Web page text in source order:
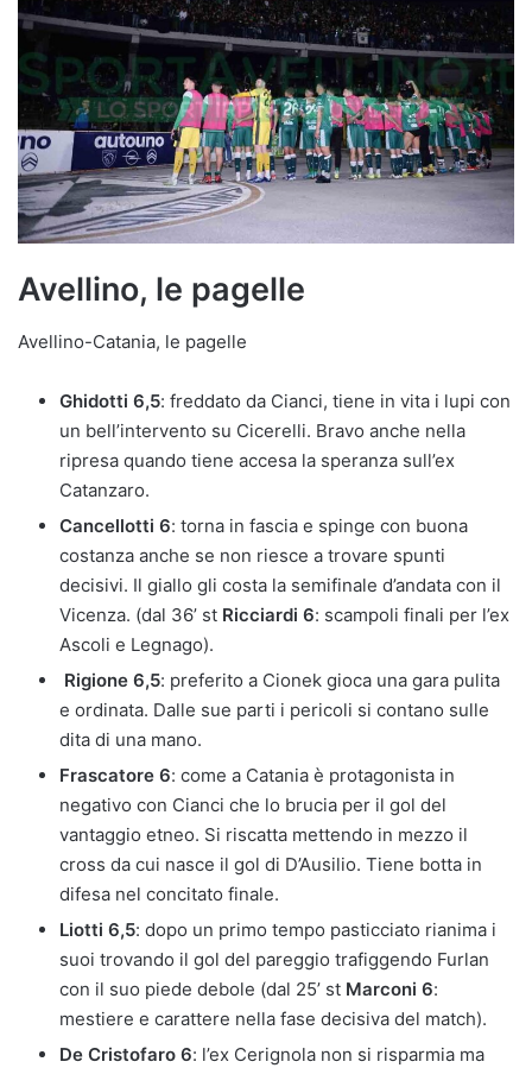
Avellino, le pagelle
Avellino-Catania, le pagelle
Ghidotti 6,5: freddato da Cianci, tiene in vita i lupi con
un bell’intervento su Cicerelli. Bravo anche nella
ripresa quando tiene accesa la speranza sull’ex
Catanzaro.
Cancellotti 6: torna in fascia e spinge con buona
costanza anche se non riesce a trovare spunti
decisivi. Il giallo gli costa la semifinale d’andata con il
Vicenza. (dal 36’ st Ricciardi 6: scampoli finali per l’ex
Ascoli e Legnago).
Rigione 6,5: preferito a Cionek gioca una gara pulita
e ordinata. Dalle sue parti i pericoli si contano sulle
dita di una mano.
Frascatore 6: come a Catania è protagonista in
negativo con Cianci che lo brucia per il gol del
vantaggio etneo. Si riscatta mettendo in mezzo il
cross da cui nasce il gol di D’Ausilio. Tiene botta in
difesa nel concitato finale.
Liotti 6,5: dopo un primo tempo pasticciato rianima i
suoi trovando il gol del pareggio trafiggendo Furlan
con il suo piede debole (dal 25’ st Marconi 6:
mestiere e carattere nella fase decisiva del match).
De Cristofaro 6: l’ex Cerignola non si risparmia ma